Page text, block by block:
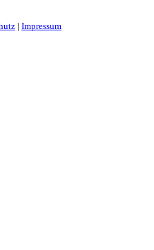
| Impressum